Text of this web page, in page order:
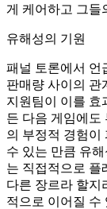
게 케어하고 그들
유해성의 기원
패널 토론에서 언
판매량 사이의 관
지원팀이 이를 효
든 다음 게임에도
의 부정적 경험이
수 있는 만큼 유
는 직접적으로 플
다른 장르라 할지
적으로 이어질 수